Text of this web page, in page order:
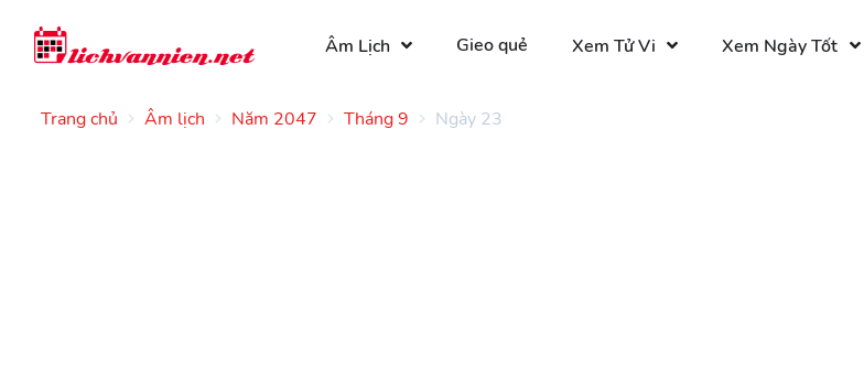
Âm Lịch Gieo quẻ Xem Tử Vi Xem Ngày Tốt
Trang chủ Âm lịch Năm 2047 Tháng 9 Ngày 23